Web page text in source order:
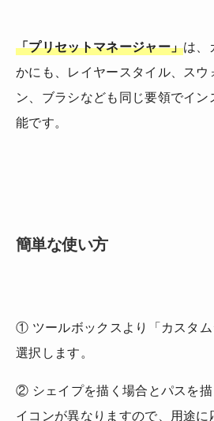
「プリセットマネージャー」は、
かにも、レイヤースタイル、スウ
ン、ブラシなども同じ要領でイ
能です。
簡単な使い方
① ツールボックスより「カスタ
選択します。
② シェイプを描く場合とパスを
イコンが異なりますので、用途に